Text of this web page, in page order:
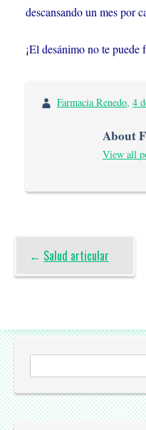
descansando un mes por
¡El desánimo no te puede
Farmacia Renedo, 4
About
View all
← Salud articular